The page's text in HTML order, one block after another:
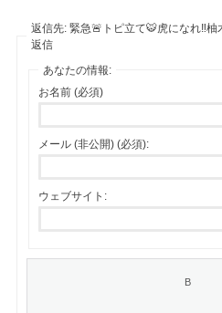
返信先: 緊急🚨トピ立て🐯虎になれ‼️
返信
あなたの情報:
お名前 (必須)
メール (非公開) (必須):
ウェブサイト: